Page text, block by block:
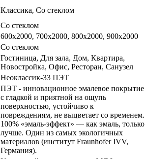
Классика, Со стеклом
Со стеклом
600x2000, 700x2000, 800x2000, 900x2000
Со стеклом
Гостиница, Для зала, Дом, Квартира,
Новостройка, Офис, Ресторан, Санузел
Неоклассик-33 ПЭТ
ПЭТ - инновационное эмалевое покрытие
c гладкой и приятной на ощупь
поверхностью, устойчиво к
повреждениям, не выцветает со временем.
100% «эмаль-эффект» — как эмаль, только
лучше. Один из самых экологичных
материалов (институт Fraunhofer IVV,
Германия).